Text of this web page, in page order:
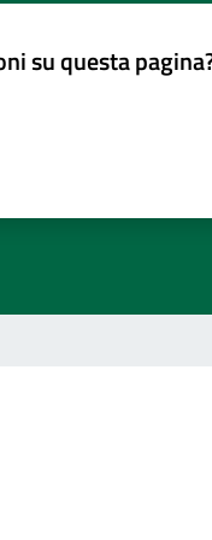
su questa